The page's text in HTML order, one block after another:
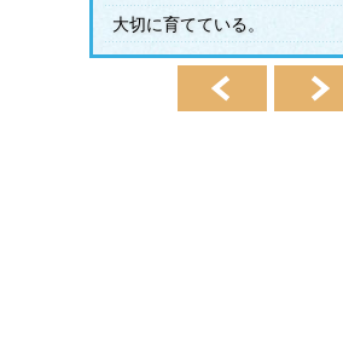
大切に育てている。
前へ